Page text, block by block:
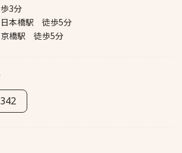
3分
本橋駅 徒歩5分
橋駅 徒歩5分